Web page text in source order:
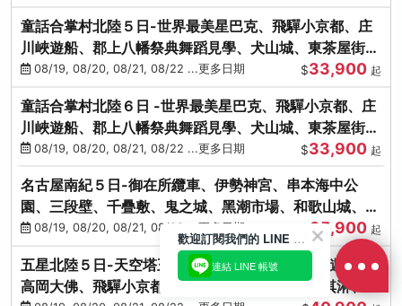
童話合掌村北陸５日-世界最美星巴克、飛驒小京都、庄
川峽遊船、郡上八幡祭典舞蹈見學、犬山城、東茶屋街、
松葉蟹、金箔冰淇淋
08/19, 08/20, 08/21, 08/22 ...更多日期 $33,900 起
童話合掌村北陸６日 -世界最美星巴克、飛驒小京都、庄
川峽遊船、郡上八幡祭典舞蹈見學、犬山城、東茶屋街、
松葉蟹、金箔冰淇淋
08/19, 08/20, 08/21, 08/22 ...更多日期 $33,900 起
名古屋南紀５日-御在所纜車、伊勢神宮、串本海中公
園、三段壁、千疊敷、鬼之城、黑潮市場、和歌山城、伊
勢龍蝦溫泉
08/19, 08/20, 08/21, 08/22 ...更多日期 35,900 起
五星北陸５日-天空塔王子、金澤兼六園、庄川峽遊船、
高岡大佛、飛驒小京都、敦賀海鮮市場、金箔冰淇淋、鰻
歡迎訂閱我們的 LINE 官方帳號
連結 LINE 帳號